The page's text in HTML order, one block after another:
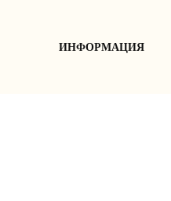
ИНФОРМАЦИЯ